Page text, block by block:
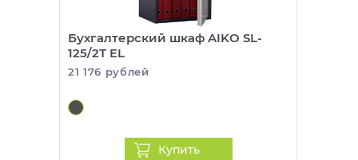
Бухгалтерский шкаф AIKO SL-
125/2Т EL
21 176 рублей
Купить